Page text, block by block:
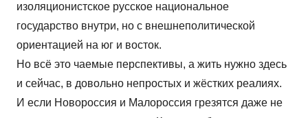
изоляционистское русское национальное
государство внутри, но с внешнеполитической
ориентацией на юг и восток.
Но всё это чаемые перспективы, а жить нужно здесь
и сейчас, в довольно непростых и жёстких реалиях.
И если Новороссия и Малороссия грезятся даже не